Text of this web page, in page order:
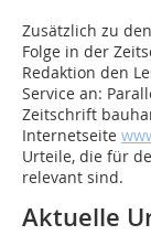
Zusätzlich zu
Folge in der
Redaktion den
Service an:
Zeitschrift
Internetseite
Urteile, die für
relevant sind.
Aktuelle